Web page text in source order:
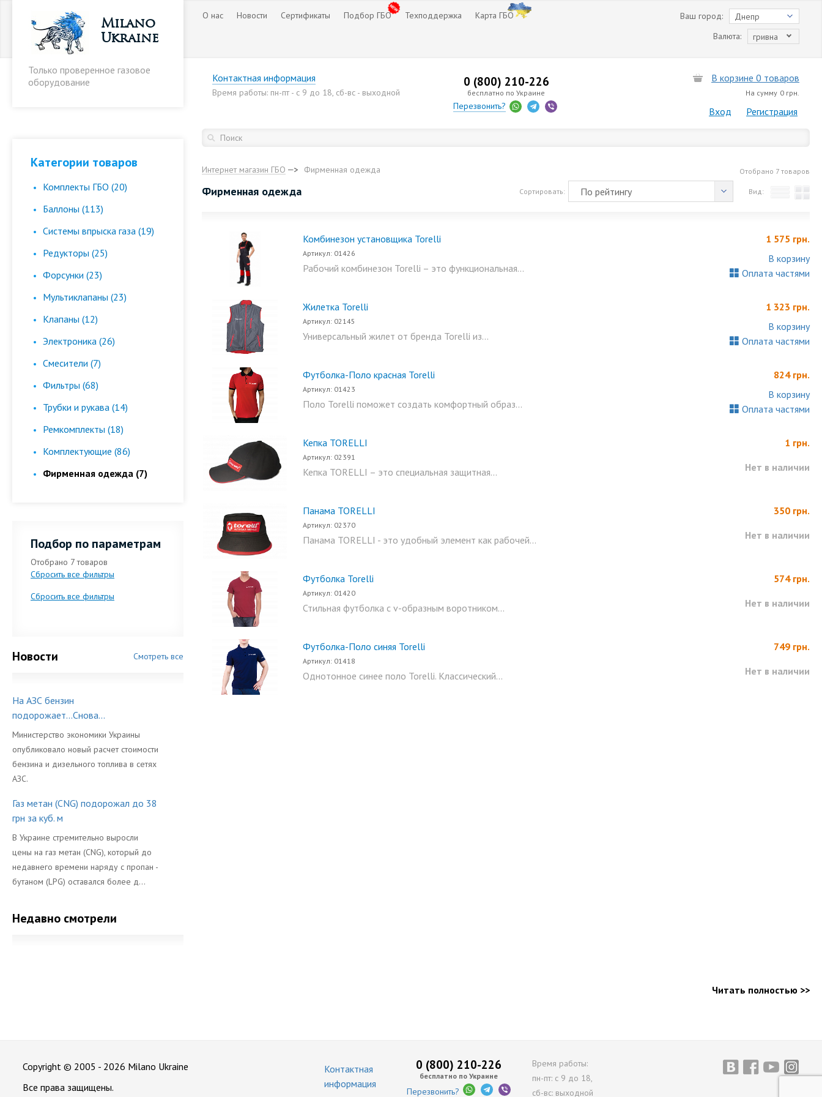
Milano
Ukraine
Только проверенное газовое
оборудование
О нас Новости Сертификаты Подбор ГБО Техподдержка Карта ГБО Днепр
Ваш город:
гривна
Валюта:
Контактная информация
Время работы: пн-пт - с 9 до 18, сб-вс - выходной
0 (800) 210-226
бесплатно по Украине
Перезвонить?
В корзине 0 товаров
На сумму 0 грн.
Вход Регистрация
Категории товаров
Комплекты ГБО (20)
Баллоны (113)
Cистемы впрыска газа (19)
Редукторы (25)
Форсунки (23)
Мультиклапаны (23)
Клапаны (12)
Электроника (26)
Смесители (7)
Фильтры (68)
Трубки и рукава (14)
Ремкомплекты (18)
Комплектующие (86)
Фирменная одежда (7)
Подбор по параметрам
Отобрано 7 товаров
Сбросить все фильтры
Сбросить все фильтры
Новости Смотреть все
На АЗС бензин
подорожает...Снова...
Министерство экономики Украины
опубликовало новый расчет стоимости
бензина и дизельного топлива в сетях
АЗС.
Газ метан (CNG) подорожал до 38
грн за куб. м
В Украине стремительно выросли
цены на газ метан (CNG), который до
недавнего времени наряду с пропан -
бутаном (LPG) оставался более д...
Недавно смотрели
Интернет магазин ГБО Фирменная одежда Отобрано 7 товаров
Фирменная одежда Сортировать: По рейтингу Вид:
Комбинезон установщика Torelli
Артикул: 01426
Рабочий комбинезон Torelli – это функциональная...
1 575 грн.
В корзину
Оплата частями
Жилетка Torelli
Артикул: 02145
Универсальный жилет от бренда Torelli из...
1 323 грн.
В корзину
Оплата частями
Футболка-Поло красная Torelli
Артикул: 01423
Поло Torelli поможет создать комфортный образ...
824 грн.
В корзину
Оплата частями
Кепка TORELLI
Артикул: 02391
Кепка TORELLI – это специальная защитная...
1 грн.
Нет в наличии
Панама TORELLI
Артикул: 02370
Панама TORELLI - это удобный элемент как рабочей...
350 грн.
Нет в наличии
Футболка Torelli
Артикул: 01420
Стильная футболка с v-образным воротником...
574 грн.
Нет в наличии
Футболка-Поло синяя Torelli
Артикул: 01418
Однотонное синее поло Torelli. Классический...
749 грн.
Нет в наличии
Читать полностью >>
Copyright © 2005 - 2026 Milano Ukraine
Все права защищены.
Контактная
информация
0 (800) 210-226
бесплатно по Украине
Перезвонить?
Время работы:
пн-пт: с 9 до 18,
сб-вс: выходной